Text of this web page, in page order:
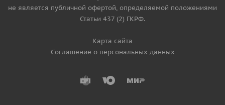
не является публичной офертой, определяемой положениями
Статьи 437 (2) ГКРФ.
Карта сайта
Соглашение о персональных данных